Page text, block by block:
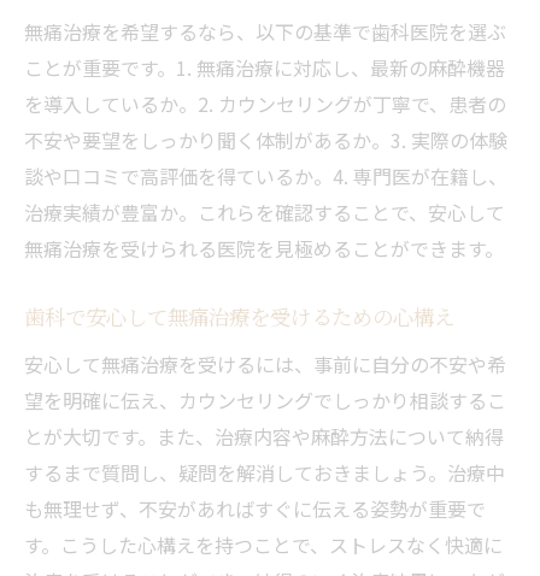
説
無痛治療を選ぶならどんな歯科が安心？
歯科無痛治療で信頼できる医院の特徴とは
歯科の無痛治療が得意な医院の選び方
無痛治療対応の歯科医院に求められる配慮
歯科無痛治療で安心を得る医院選びのポイ
歯科で無痛治療を選ぶ際の確認事項まとめ
安心して無痛歯科治療を任せられる医院と
は
ボロボロの歯も無痛で治したい方へ
歯科の無痛治療でボロボロの歯も安心ケア
経済的負担を抑える歯科の無痛治療法とは
歯科で費用を抑えつつ無痛治療を受けるコ
無痛治療を希望するなら、以下の基準で歯科医院を選ぶ
ことが重要です。1. 無痛治療に対応し、最新の麻酔機器
を導入しているか。2. カウンセリングが丁寧で、患者の
不安や要望をしっかり聞く体制があるか。3. 実際の体験
談や口コミで高評価を得ているか。4. 専門医が在籍し、
治療実績が豊富か。これらを確認することで、安心して
無痛治療を受けられる医院を見極めることができます。
歯科で安心して無痛治療を受けるための心構え
安心して無痛治療を受けるには、事前に自分の不安や希
望を明確に伝え、カウンセリングでしっかり相談するこ
とが大切です。また、治療内容や麻酔方法について納得
するまで質問し、疑問を解消しておきましょう。治療中
も無理せず、不安があればすぐに伝える姿勢が重要で
す。こうした心構えを持つことで、ストレスなく快適に